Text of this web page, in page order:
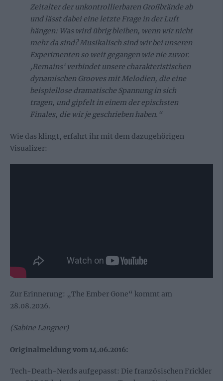
Zeitalter der unkontrollierbaren Großbrände ab
und lässt dabei eine letzte Frage in der Luft
hängen: Was wird übrig bleiben, wenn wir nicht
mehr da sind? Musikalisch sind wir bei unseren
Experimenten so weit gegangen wie nie zuvor.
‚Remains‘ verbindet unsere charakteristischen
dynamischen Grooves mit Melodien, die eine
beispiellose dramatische Spannung in sich
tragen, und gipfelt in einem der epischsten
Finales, die wir je geschrieben haben.“
Wie das klingt, erfahrt ihr mit dem dazugehörigen
Visualizer:
Zur Erinnerung: „The Ember Gone“ kommt am
28.08.2026.
(Sabine Langner)
Originalmeldung vom 14.06.2016:
Tech-Death-Nerds aufgepasst: Die französischen Frickler